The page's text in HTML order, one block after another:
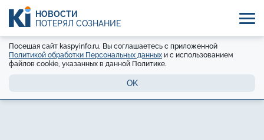
НОВОСТИ
ПОТЕРЯЛ СОЗНАНИЕ
Посещая сайт kaspyinfo.ru, Вы соглашаетесь с приложенной
Политикой обработки Персональных данных и с использованием
файлов cookie, указанных в данной Политике.
OK